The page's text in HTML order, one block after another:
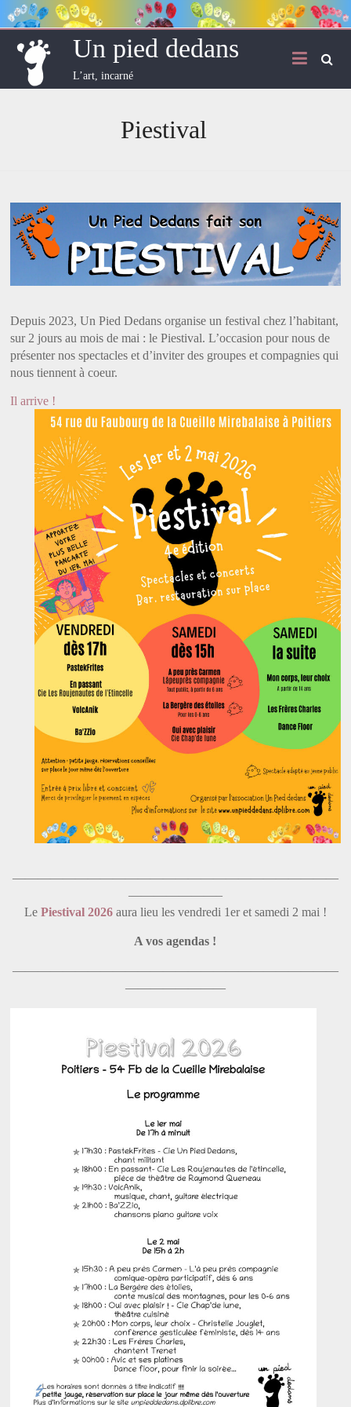
Skip
to
content
Un pied dedans
L’art, incarné
Piestival
Depuis 2023, Un Pied Dedans organise un festival chez l’habitant,
sur 2 jours au mois de mai : le Piestival. L’occasion pour nous de
présenter nos spectacles et d’inviter des groupes et compagnies qui
nous tiennent à coeur.
Il arrive !
——————————————————————————
———————–
Le Piestival 2026aura lieu les vendredi 1er et samedi 2 mai !
A vos agendas !
——————————————————————————
————————